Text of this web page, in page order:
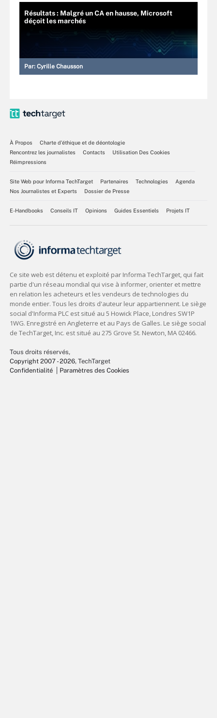
Résultats : Malgré un CA en hausse, Microsoft
déçoit les marchés
Par: Cyrille Chausson
À Propos
Charte d’éthique et de déontologie
Rencontrez les journalistes
Contacts
Utilisation Des Cookies
Réimpressions
Site Web pour Informa TechTarget Partenaires Technologies
Agenda
Nos Journalistes et Experts
Dossier de Presse
E-Handbooks Conseils IT Opinions Guides Essentiels Projets IT
Tous droits réservés,
Copyright 2007 - 2026, TechTarget
Confidentialité
Paramètres des Cookies